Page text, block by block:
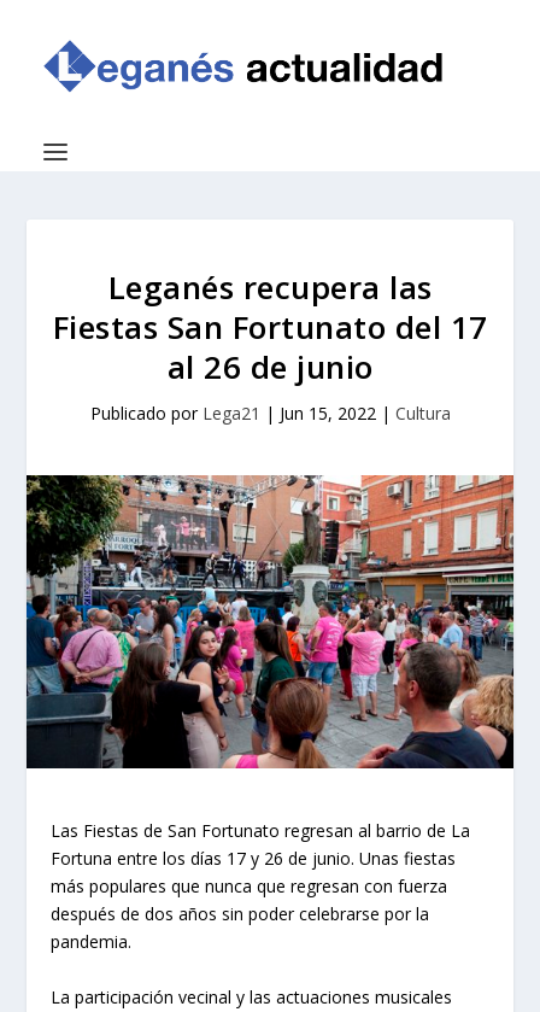
Leganés recupera las
Fiestas San Fortunato del 17
al 26 de junio
Publicado por Lega21 | Jun 15, 2022| Cultura
Las Fiestas de San Fortunato regresan al barrio de La
Fortuna entre los días 17 y 26 de junio. Unas fiestas
más populares que nunca que regresan con fuerza
después de dos años sin poder celebrarse por la
pandemia.
La participación vecinal y las actuaciones musicales